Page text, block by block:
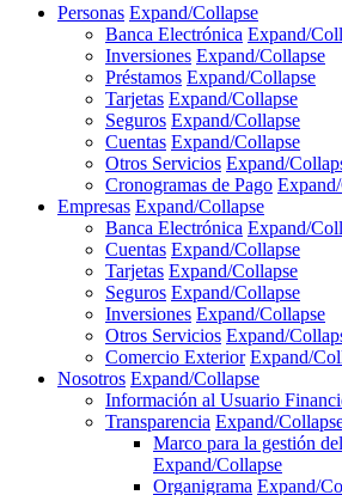
Personas Expand/Collapse
Banca Electrónica Expand/
Inversiones Expand/Collapse
Préstamos Expand/Collapse
Tarjetas Expand/Collapse
Seguros Expand/Collapse
Cuentas Expand/Collapse
Otros Servicios Expand/
Cronogramas de Pago
Empresas Expand/Collapse
Banca Electrónica Expand/
Cuentas Expand/Collapse
Tarjetas Expand/Collapse
Seguros Expand/Collapse
Inversiones Expand/Collapse
Otros Servicios Expand/
Comercio Exterior Expand/
Nosotros Expand/Collapse
Información al Usuario
Transparencia Expand/
Marco para la gestión
Expand/Collapse
Organigrama Expand/